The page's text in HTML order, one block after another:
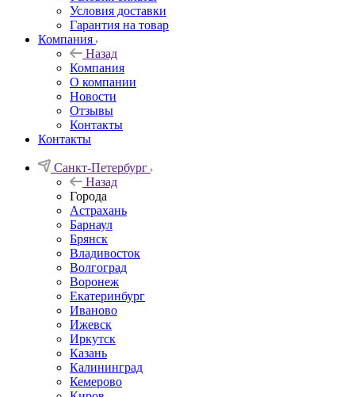
Условия доставки
Гарантия на товар
Компания
Назад
Компания
О компании
Новости
Отзывы
Контакты
Контакты
Санкт-Петербург
Назад
Города
Астрахань
Барнаул
Брянск
Владивосток
Волгоград
Воронеж
Екатеринбург
Иваново
Ижевск
Иркутск
Казань
Калининград
Кемерово